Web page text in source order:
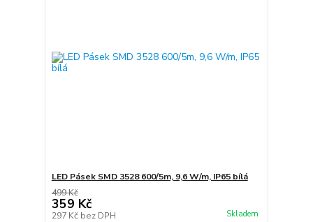
LED Pásek SMD 3528 600/5m, 9,6 W/m, IP65 bílá
499 Kč
359 Kč
297 Kč bez DPH Skladem